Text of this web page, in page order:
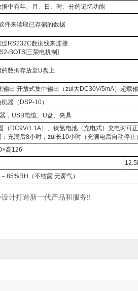
中有年、月、日、时、分的记忆功能
件来读取已存储的数据
过RS232C数据线来连接
BOTS[三荣电机制]
数据存放至U盘上
输出:开放式集中输出（zui大DC30V/5mA）超载
器（DSP-10）
，USB电缆、U盘、夹具
（DC9V/1.1A）、镍氢电池（充电式）充电时可正
充满后8小时，zui长10小时（充满电后自动停止
高126
85%RH（不结露 无雾气）
计打造新一代产品和服务!!